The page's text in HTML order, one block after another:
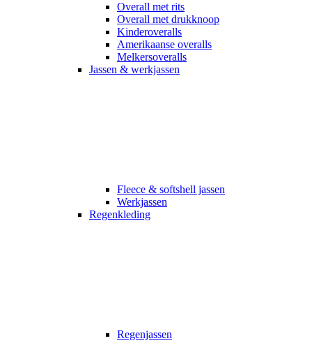
Overall met rits
Overall met drukknoop
Kinderoveralls
Amerikaanse overalls
Melkersoveralls
Jassen & werkjassen
Fleece & softshell jassen
Werkjassen
Regenkleding
Regenjassen